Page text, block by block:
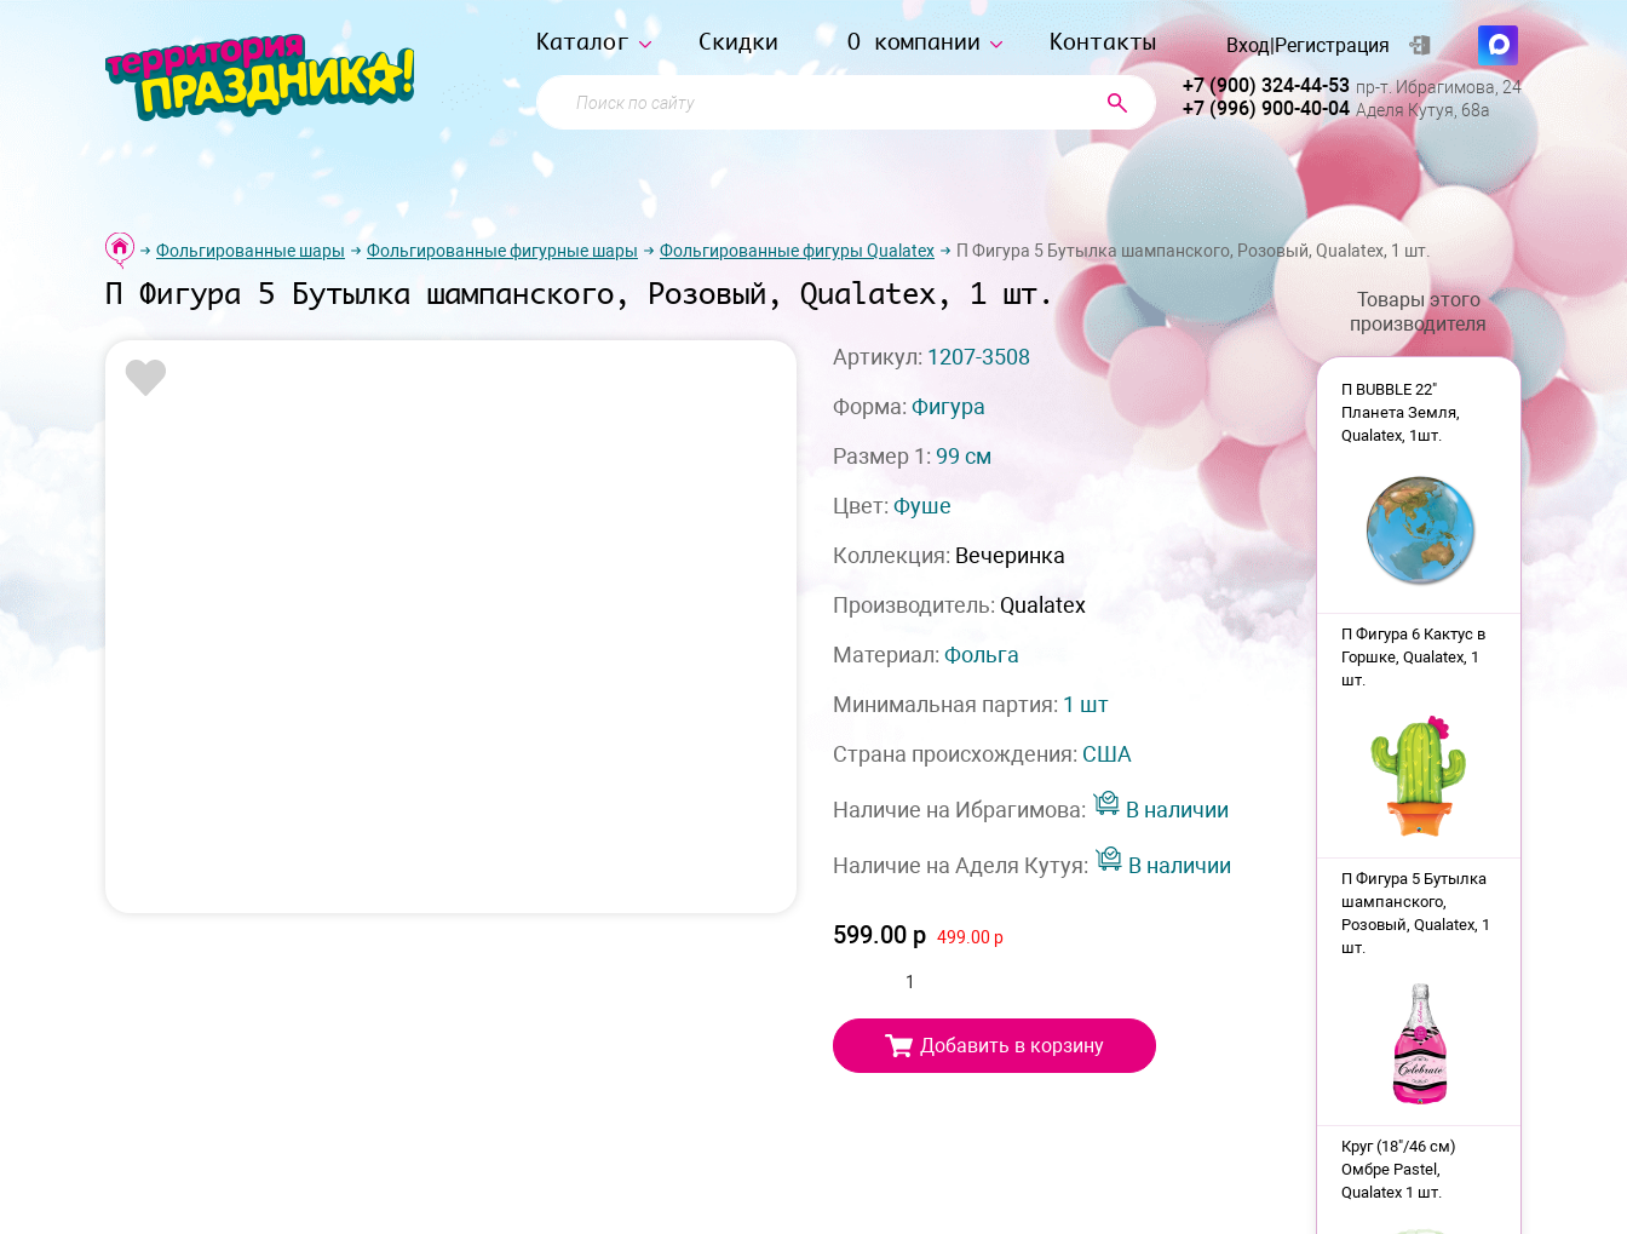
Каталог Скидки О компании Контакты
Поиск по сайту
Вход|Регистрация
+7 (900) 324-44-53 пр-т. Ибрагимова, 24
+7 (996) 900-40-04 Аделя Кутуя, 68а
Фольгированные шары Фольгированные фигурные шары Фольгированные фигуры Qualatex П Фигура 5 Бутылка шампанского, Розовый, Qualatex, 1 шт.
П Фигура 5 Бутылка шампанского, Розовый, Qualatex, 1 шт.
Артикул: 1207-3508
Форма: Фигура
Размер 1: 99 см
Цвет: Фуше
Коллекция: Вечеринка
Производитель: Qualatex
Материал: Фольга
Минимальная партия: 1 шт
Страна происхождения: США
Наличие на Ибрагимова: В наличии
Наличие на Аделя Кутуя: В наличии
599.00 р 499.00 р
Добавить в корзину
Товары этого
производителя
П BUBBLE 22"
Планета Земля,
Qualatex, 1шт.
П Фигура 6 Кактус в
Горшке, Qualatex, 1
шт.
П Фигура 5 Бутылка
шампанского,
Розовый, Qualatex, 1
шт.
Круг (18"/46 см)
Омбре Pastel,
Qualatex 1 шт.